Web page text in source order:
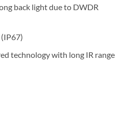
back light due to DWDR
technology with long IR range